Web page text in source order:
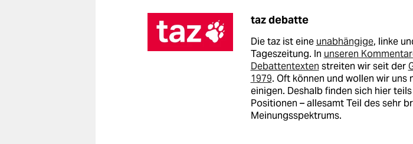
taz debatte
Die taz ist eine unabhängige, linke
Tageszeitung. In unseren
Debattentexten streiten wir seit der
1979. Oft können und wollen wir uns
einigen. Deshalb finden sich hier
Positionen – allesamt Teil des sehr
Meinungsspektrums.